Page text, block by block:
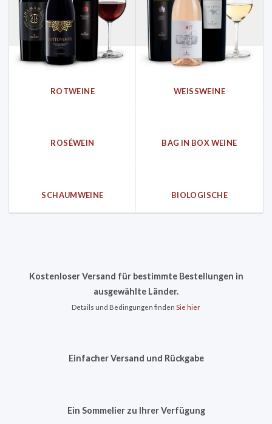
ROTWEINE WEISSWEINE
ROSÉWEIN BAG IN BOX WEINE
SCHAUMWEINE BIOLOGISCHE
Kostenloser Versand für bestimmte Bestellungen in
ausgewählte Länder.
Details und Bedingungen finden Sie hier
Einfacher Versand und Rückgabe
Ein Sommelier zu Ihrer Verfügung